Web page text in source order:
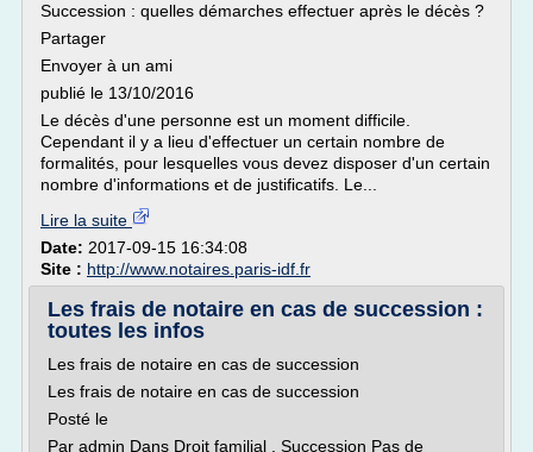
Succession : quelles démarches effectuer après le décès ?
Partager
Envoyer à un ami
publié le 13/10/2016
Le décès d'une personne est un moment difficile.
Cependant il y a lieu d'effectuer un certain nombre de
formalités, pour lesquelles vous devez disposer d'un certain
nombre d'informations et de justificatifs. Le...
Lire la suite
Date: 2017-09-15 16:34:08
Site : http://www.notaires.paris-idf.fr
Les frais de notaire en cas de succession :
toutes les infos
Les frais de notaire en cas de succession
Les frais de notaire en cas de succession
Posté le
Par admin Dans Droit familial , Succession Pas de